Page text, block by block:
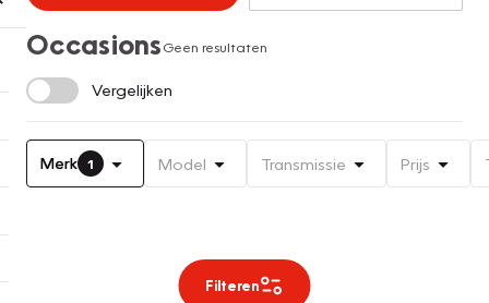
OccasionsGeen resultaten
Vergelijken
Merk 1 Model Transmissie Prijs
Filteren